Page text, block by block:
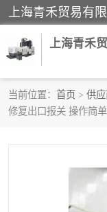
上海青禾
当前位置： 首页 > 供
修复出口报关 操作简
酒类饮料报关